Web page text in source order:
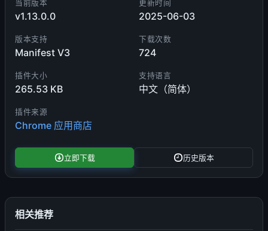
当前版本
v1.13.0.0
更新时间
2025-06-03
版本支持
Manifest V3
下载次数
724
插件大小
265.53 KB
支持语言
中文（简体）
插件来源
Chrome 应用商店
立即下载 历史版本
相关推荐